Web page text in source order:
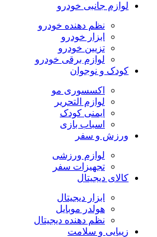
لوازم جانبی خودرو
نظم دهنده خودرو
ابزار خودرو
تزیین خودرو
لوازم برقی خودرو
کودک و نوجوان
اکسسوری مو
لوازم التحریر
ایمنی کودک
اسباب بازی
ورزش و سفر
لوازم ورزشی
تجهیزات سفر
کالای دیجیتال
ابزار دیجیتال
هولدر موبایل
نظم دهنده دیجیتال
زیبایی و سلامت